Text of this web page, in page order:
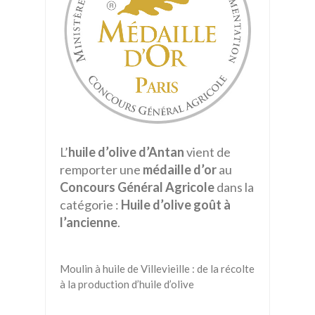
L’huile d’olive d’Antanvient de
remporter une médaille d’orau
Concours Général Agricoledans la
catégorie : Huile d’olive goût à
l’ancienne.
Moulin à huile de Villevieille : de la récolte
à la production d’huile d’olive